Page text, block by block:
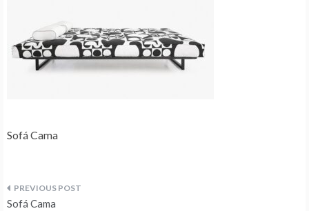
Sofá Cama
Navegação
Sofá Cama